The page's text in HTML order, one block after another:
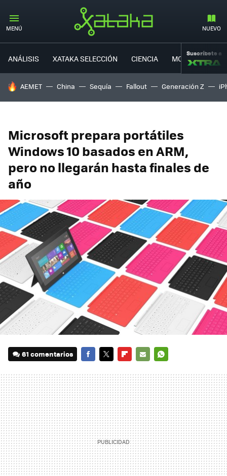
MENÚ NUEVO
ANÁLISIS XATAKA SELECCIÓN CIENCIA MOVILIDAD
Suscríbete a
HOY SE HABLA DE
AEMET China Sequía Fallout Generación Z
Microsoft prepara portátiles
Windows 10 basados en ARM,
pero no llegarán hasta finales de
año
61 comentarios
MAIL